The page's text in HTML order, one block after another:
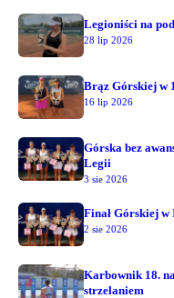
Legioniści na
28 lip 2026
Brąz Górskiej w
16 lip 2026
Górska bez
Legii
3 sie 2026
Finał Górskiej
2 sie 2026
Karbownik 18.
strzelaniem